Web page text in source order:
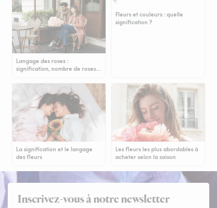
Langage des roses :
signification, nombre de roses…
Fleurs et couleurs : quelle
signification ?
La signification et le langage
des fleurs
Les fleurs les plus abordables à
acheter selon la saison
Inscrivez-vous à notre newsletter